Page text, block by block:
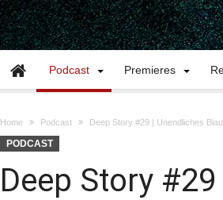
Podcast Premieres
Home Podcast Deep Story #29 | Unendliches
PODCAST
Deep Story